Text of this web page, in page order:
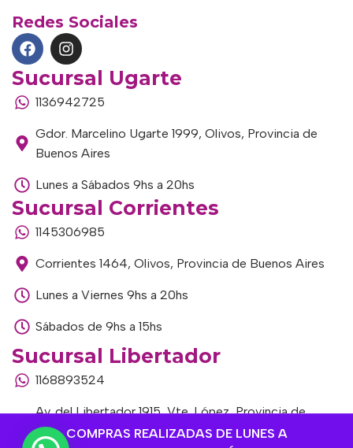
COMPRAS REALIZADAS DE LUNES A
Redes Sociales
Sucursal Ugarte
1136942725
Gdor. Marcelino Ugarte 1999, Olivos, Provincia de
Buenos Aires
Lunes a Sábados 9hs a 20hs
Sucursal Corrientes
1145306985
Corrientes 1464, Olivos, Provincia de Buenos Aires
Lunes a Viernes 9hs a 20hs
Sábados de 9hs a 15hs
Sucursal Libertador
1168893524
Av. del Libertador 1915, Vte. López, Provincia de
Buenos Aires